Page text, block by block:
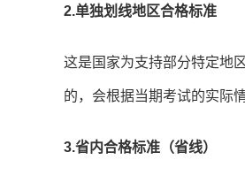
2.单独划线地区合格标准
这是国家为支持部分特定地
的，会根据当期考试的实际
3.省内合格标准（省线）